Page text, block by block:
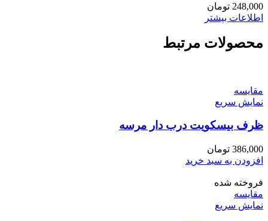
248,000 تومان
اطلاعات بیشتر
محصولات مرتبط
مقايسه
نمایش سریع
ظرف بیسکویت درب دار مرسه
386,000 تومان
افزودن به سبد خرید
فروخته شده
مقايسه
نمایش سریع